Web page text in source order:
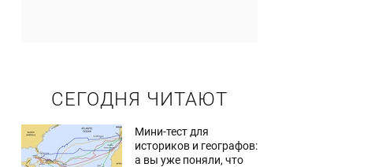
СЕГОДНЯ ЧИТАЮТ
Мини-тест для
историков и географов:
а вы уже поняли, что